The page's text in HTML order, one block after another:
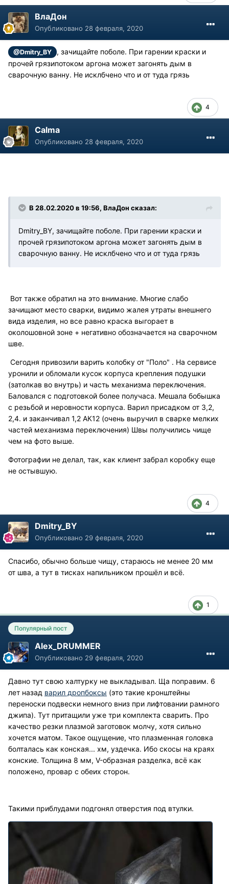
ВлаДон
Опубликовано 28 февраля, 2020
@Dmitry_BY
, зачищайте поболе. При гарении краски и
прочей грязипотоком аргона может загонять дым в
сварочную ванну. Не исклбчено что и от туда грязь
4
Calma
Опубликовано 28 февраля, 2020
В 28.02.2020 в 19:56, ВлаДон сказал:
Dmitry_BY, зачищайте поболе. При гарении краски и
прочей грязипотоком аргона может загонять дым в
сварочную ванну. Не исклбчено что и от туда грязь
Вот также обратил на это внимание. Многие слабо
зачищают место сварки, видимо жалея утраты внешнего
вида изделия, но все равно краска выгорает в
околошовной зоне + негативно обозначается на сварочном
шве.
Сегодня привозили варить колобку от "Поло" . На сервисе
уронили и обломали кусок корпуса крепления подушки
(затолкав во внутрь) и часть механизма переключения.
Баловался с подготовкой более получаса. Мешала бобышка
с резьбой и неровности корпуса. Варил присадком от 3,2,
2,4. и заканчивал 1,2 АК12 (очень выручил в сварке мелких
частей механизма переключения) Швы получились чище
чем на фото выше.
Фотографии не делал, так, как клиент забрал коробку еще
не остывшую.
4
Dmitry_BY
Опубликовано 29 февраля, 2020
Спасибо, обычно больше чищу, стараюсь не менее 20 мм
от шва, а тут в тисках напильником прошёл и всё.
1
Популярный пост
Alex_DRUMMER
Опубликовано 29 февраля, 2020
Давно тут свою халтурку не выкладывал. Ща поправим. 6
лет назад варил дропбоксы (это такие кронштейны
переноски подвески немного вниз при лифтовании рамного
джипа). Тут притащили уже три комплекта сварить. Про
качество резки плазмой заготовок молчу, хотя сильно
хочется матом. Такое ощущение, что плазменная головка
болталась как конская... хм, уздечка. Ибо скосы на краях
конские. Толщина 8 мм, V-образная разделка, всё как
положено, провар с обеих сторон.
Такими приблудами подгонял отверстия под втулки.